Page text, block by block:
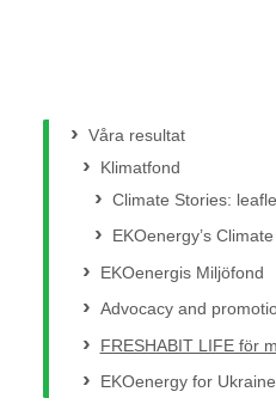
Våra resultat
Klimatfond
Climate Stories:
EKOenergy’s
EKOenergis Miljöfond
Advocacy and
FRESHABIT LIFE för
EKOenergy for Ukraine